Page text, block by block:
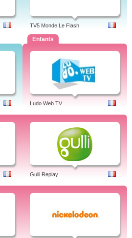
TV5 Monde Le Flash
Enfants
Ludo Web TV
Gulli Replay